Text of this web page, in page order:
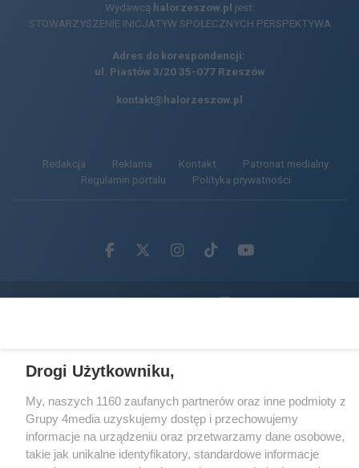
Wydawcą halorzeszow.pl jest:
STOWARZYSZENIE INICJATYW SPOŁECZNYCH PERSPEKTYWA
Adres do korespondencji:
ul. Piastów 3/20 35-077 Rzeszów
kontakt@halorzeszow.pl
Redakcja Reklama Kontakt
Patronat medialny
Regulamin portalu
Polityka prywatności
Facebook.com
X.comInstagram.com
Tiktok.comYoutube.com
Drogi Użytkowniku,
My, naszych 1160 zaufanych partnerów oraz inne podmioty z
Grupy 4media uzyskujemy dostęp i przechowujemy
informacje na urządzeniu oraz przetwarzamy dane osobowe,
takie jak unikalne identyfikatory, standardowe informacje